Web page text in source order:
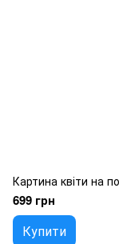
Картина квіти на
699 грн
Купити